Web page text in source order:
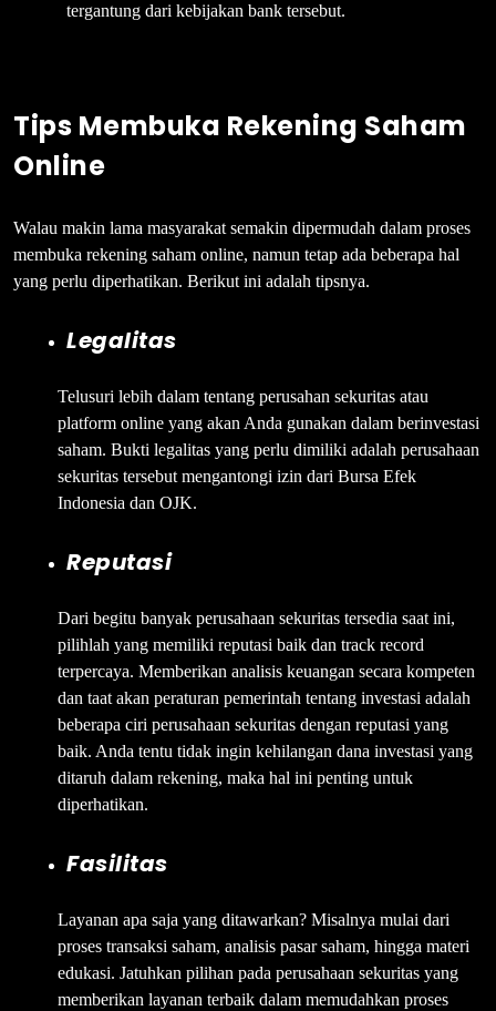
tergantung dari kebijakan bank tersebut.
Tips Membuka Rekening Saham
Online
Walau makin lama masyarakat semakin dipermudah dalam proses
membuka rekening saham online, namun tetap ada beberapa hal
yang perlu diperhatikan. Berikut ini adalah tipsnya.
Legalitas
Telusuri lebih dalam tentang perusahan sekuritas atau
platform online yang akan Anda gunakan dalam berinvestasi
saham. Bukti legalitas yang perlu dimiliki adalah perusahaan
sekuritas tersebut mengantongi izin dari Bursa Efek
Indonesia dan OJK.
Reputasi
Dari begitu banyak perusahaan sekuritas tersedia saat ini,
pilihlah yang memiliki reputasi baik dan track record
terpercaya. Memberikan analisis keuangan secara kompeten
dan taat akan peraturan pemerintah tentang investasi adalah
beberapa ciri perusahaan sekuritas dengan reputasi yang
baik. Anda tentu tidak ingin kehilangan dana investasi yang
ditaruh dalam rekening, maka hal ini penting untuk
diperhatikan.
Fasilitas
Layanan apa saja yang ditawarkan? Misalnya mulai dari
proses transaksi saham, analisis pasar saham, hingga materi
edukasi. Jatuhkan pilihan pada perusahaan sekuritas yang
memberikan layanan terbaik dalam memudahkan proses